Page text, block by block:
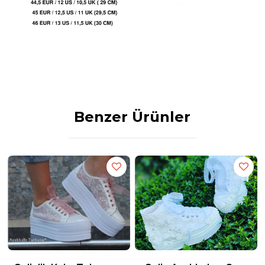
EUR SIZE Bu sizin gerçek ayakkabı numaranızdır.
Ayak numarınızı sipariş derlemelerinden önce bu formüllere göre
hesaplama yaparak sipariş oluşturun.
36 EUR / 6 ABD / 3,5 UK
38,5 EUR / 8 ABD / 5,5 UK
39 EUR / 8,5 ABD / 6 UK
40 EUR / 9 ABD / 6,5 UK
41 EUR / 9,5 ABD / 7 UK
42 EUR / 10 ABD / 7,5 UK
42,5 EUR / 10,5 ABD / 9 UK
43 EUR / 11 ABD / 9,5 UK
44 EUR / 11,5 ABD / 10 UK
44,5 EUR / 12 ABD / 10,5 UK
45 EUR / 12,5 ABD / 11 UK
Benzer Ürünler